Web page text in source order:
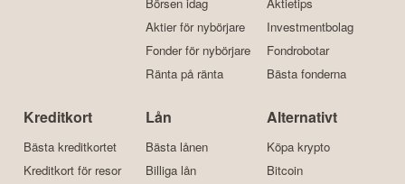
Börsen idag
Aktier för nybörjare
Fonder för nybörjare
Ränta på ränta
Aktietips
Investmentbolag
Fondrobotar
Bästa fonderna
Kreditkort
Bästa kreditkortet
Kreditkort för resor
Lån
Bästa lånen
Billiga lån
Alternativt
Köpa krypto
Bitcoin